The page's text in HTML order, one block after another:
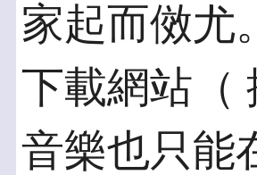
家起而傚尤
下載網站（
音樂也只能